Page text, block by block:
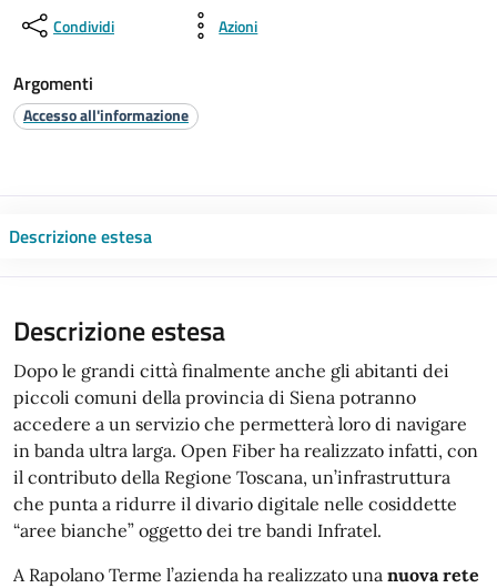
Condividi Azioni
Argomenti
Accesso all'informazione
Descrizione estesa
Descrizione estesa
Dopo le grandi città finalmente anche gli abitanti dei
piccoli comuni della provincia di Siena potranno
accedere a un servizio che permetterà loro di navigare
in banda ultra larga. Open Fiber ha realizzato infatti, con
il contributo della Regione Toscana, un’infrastruttura
che punta a ridurre il divario digitale nelle cosiddette
“aree bianche” oggetto dei tre bandi Infratel.
A Rapolano Terme l’azienda ha realizzato una nuova rete